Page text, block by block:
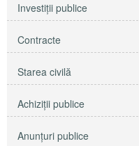
Investiţii publice
Contracte
Starea civilă
Achiziţii publice
Anunţuri publice